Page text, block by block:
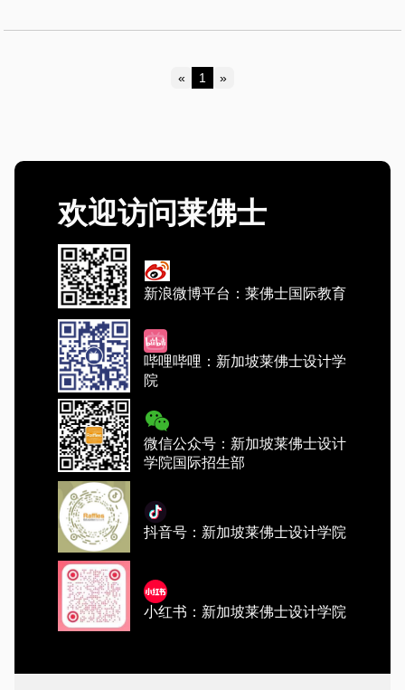
«
Previous
1 »
Next
欢迎访问莱佛士
新浪微博平台：莱佛士国际教育
哔哩哔哩：新加坡莱佛士设计学
院
微信公众号：新加坡莱佛士设计
学院国际招生部
抖音号：新加坡莱佛士设计学院
小红书：新加坡莱佛士设计学院